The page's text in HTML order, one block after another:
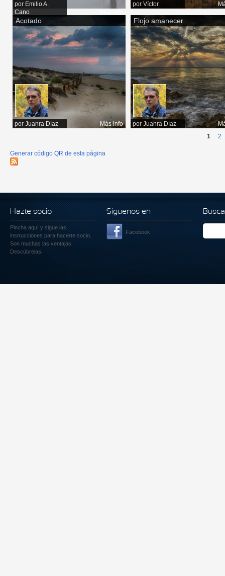
por Emilio A.
Cano
por Víctor
Acotado
por Juanra Díaz Más info
Flojo amanecer
por Juanra Díaz
1 2
Generar código QR de esta página
Hazte socio
Pincha aquí y sigue las
instrucciones para hacerte socio.
Son muchas las ventajas.
Descúbrelas!
Siguenos en
Facebook